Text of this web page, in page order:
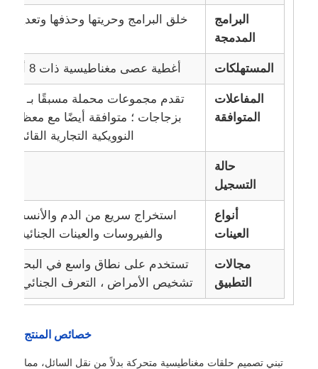
اطلب اقتباس
حبات مغناطيسية استخراج حمض نووي
أدوات استخراج الحمض النووي / الحمض النووي
خرز مغناطيسي لتسلسل الجيل التالي
خرز مغناطيسي لفرز الخلايا
تنقية البروتين بالخرز المغناطيسي
خرز مغناطيسي منشط السطح
البرامج
المدمجة
خلق البرامج وحريتها وحذفها
المستهلكات أغطية عصى مغناطيسية ذات 8 أشرطة؛ لوحات بعمق 96 بئر
المفاعلات
المتوافقة
بزجاجات ؛ متوافقة أيضًا مع معظم
النوويكية التجارية
حالة
التسجيل
أنواع
العينات
استخراج سريع من الدم والأنسجة
والفيروسات والعينات الجنائية
مجالات
التطبيق
تستخدم على نطاق واسع في البحوث
تشخيص الأمراض ، التعرف الجنائي ،
خصائص المنتج
تبني تصميم حلقات مغناطيسية متحركة بدلاً من نقل السائل، مما